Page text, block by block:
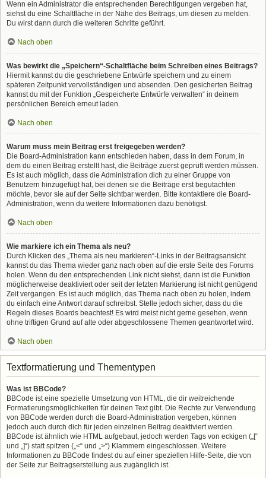
Wenn ein Administrator die entsprechenden Berechtigungen vergeben hat,
siehst du eine Schaltfläche in der Nähe des Beitrags, um diesen zu melden.
Du wirst dann durch die weiteren Schritte geführt.
Nach oben
Was bewirkt die „Speichern“-Schaltfläche beim Schreiben eines Beitrags?
Hiermit kannst du die geschriebene Entwürfe speichern und zu einem
späteren Zeitpunkt vervollständigen und absenden. Den gesicherten Beitrag
kannst du mit der Funktion „Gespeicherte Entwürfe verwalten“ in deinem
persönlichen Bereich erneut laden.
Nach oben
Warum muss mein Beitrag erst freigegeben werden?
Die Board-Administration kann entschieden haben, dass in dem Forum, in
dem du einen Beitrag erstellt hast, die Beiträge zuerst geprüft werden müssen.
Es ist auch möglich, dass die Administration dich zu einer Gruppe von
Benutzern hinzugefügt hat, bei denen sie die Beiträge erst begutachten
möchte, bevor sie auf der Seite sichtbar werden. Bitte kontaktiere die Board-
Administration, wenn du weitere Informationen dazu benötigst.
Nach oben
Wie markiere ich ein Thema als neu?
Durch Klicken des „Thema als neu markieren“-Links in der Beitragsansicht
kannst du das Thema wieder ganz nach oben auf die erste Seite des Forums
holen. Wenn du den entsprechenden Link nicht siehst, dann ist die Funktion
möglicherweise deaktiviert oder seit der letzten Markierung ist nicht genügend
Zeit vergangen. Es ist auch möglich, das Thema nach oben zu holen, indem
du einfach eine Antwort darauf schreibst. Stelle jedoch sicher, dass du die
Regeln dieses Boards beachtest! Es wird meist nicht gerne gesehen, wenn
ohne triftigen Grund auf alte oder abgeschlossene Themen geantwortet wird.
Nach oben
Textformatierung und Thementypen
Was ist BBCode?
BBCode ist eine spezielle Umsetzung von HTML, die dir weitreichende
Formatierungsmöglichkeiten für deinen Text gibt. Die Rechte zur Verwendung
von BBCode werden durch die Board-Administration vergeben, können
jedoch auch durch dich für jeden einzelnen Beitrag deaktiviert werden.
BBCode ist ähnlich wie HTML aufgebaut, jedoch werden Tags von eckigen („[“
und „]“) statt spitzen („<“ und „>“) Klammern eingeschlossen. Weitere
Informationen zu BBCode findest du auf einer speziellen Hilfe-Seite, die von
der Seite zur Beitragserstellung aus zugänglich ist.